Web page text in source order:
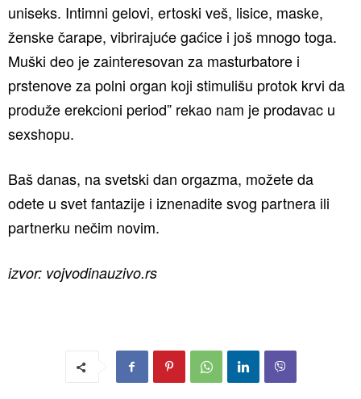
uniseks. Intimni gelovi, ertoski veš, lisice, maske,
ženske čarape, vibrirajuće gaćice i još mnogo toga.
Muški deo je zainteresovan za masturbatore i
prstenove za polni organ koji stimulišu protok krvi da
produže erekcioni period” rekao nam je prodavac u
sexshopu.
Baš danas, na svetski dan orgazma, možete da
odete u svet fantazije i iznenadite svog partnera ili
partnerku nečim novim.
izvor: vojvodinauzivo.rs